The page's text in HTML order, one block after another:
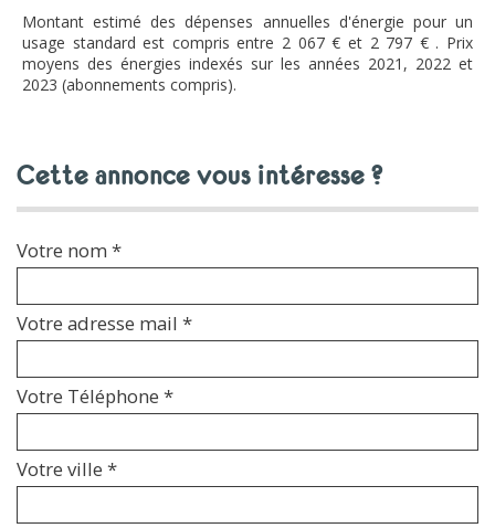
Montant estimé des dépenses annuelles d'énergie pour un
usage standard est compris entre 2 067 € et 2 797 € . Prix
moyens des énergies indexés sur les années 2021, 2022 et
2023 (abonnements compris).
cette annonce vous intéresse ?
Votre nom *
Votre adresse mail *
Votre Téléphone *
Votre ville *